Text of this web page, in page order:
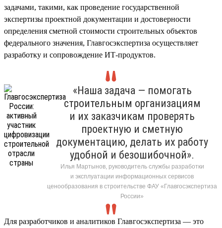
задачами, такими, как проведение государственной
экспертизы проектной документации и достоверности
определения сметной стоимости строительных объектов
федерального значения, Главгосэкспертиза осуществляет
разработку и сопровождение ИТ-продуктов.
«Наша задача — помогать
строительным организациям
и их заказчикам проверять
проектную и сметную
документацию, делать их работу
удобной и безошибочной».
Илья Мартынов, руководитель службы разработки
и эксплуатации информационных сервисов
ценообразования в строительстве ФАУ «Главгосэкспертиза
России»
Для разработчиков и аналитиков Главгосэкспертиза — это